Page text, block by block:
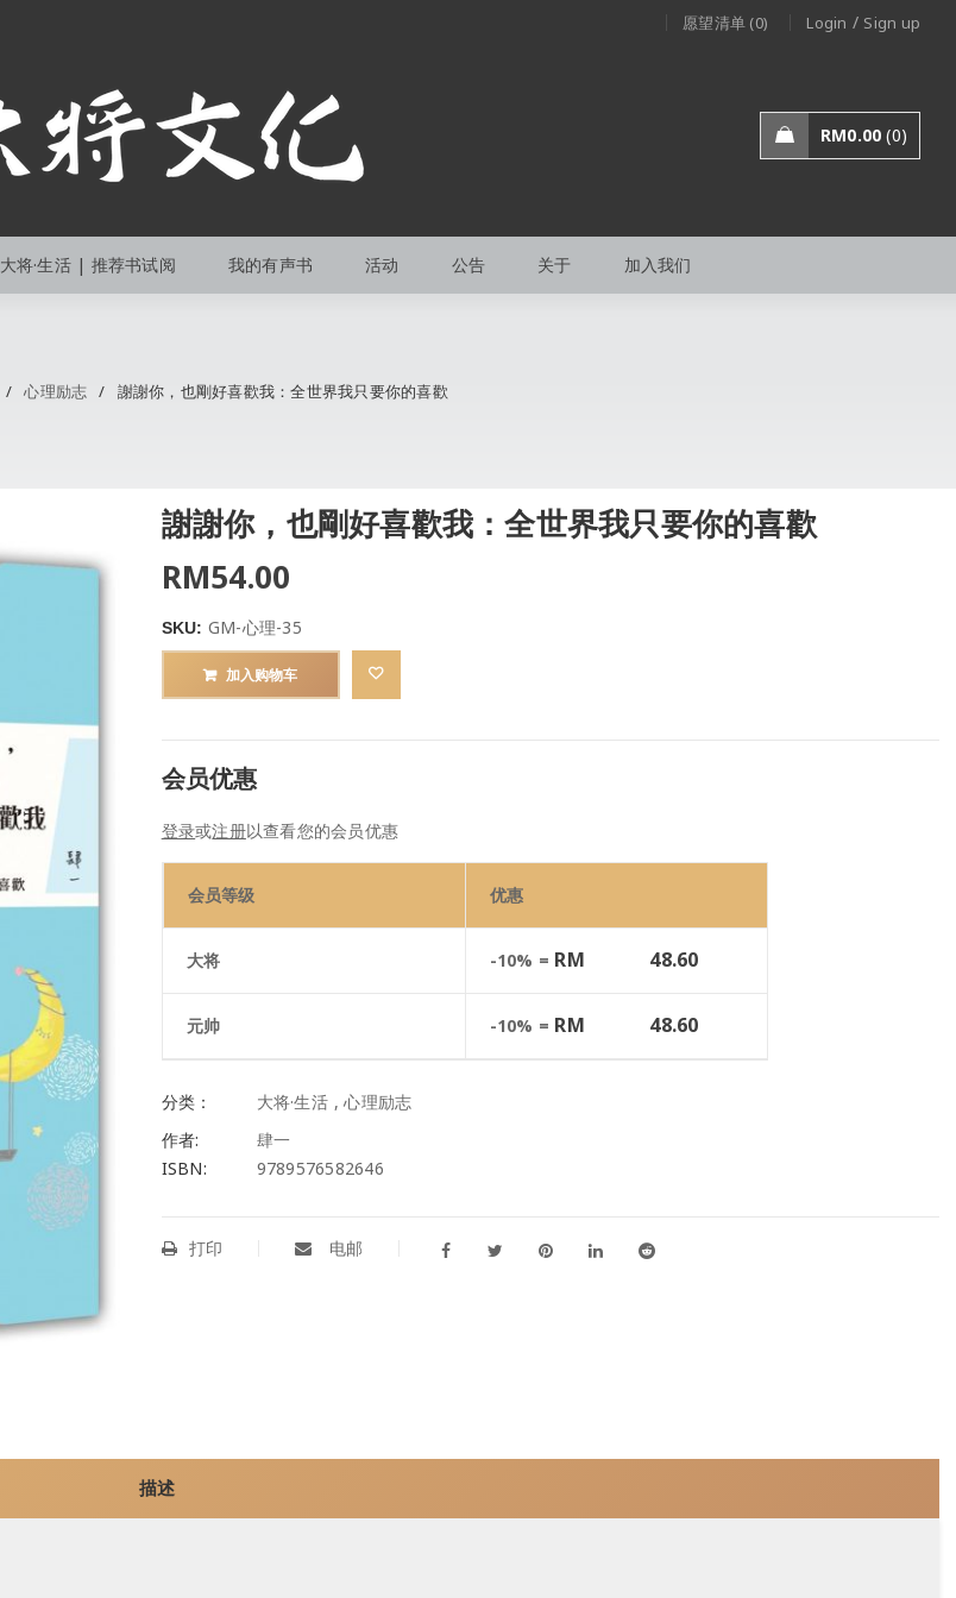
愿望清单 (0) Login / Sign up
RM0.00 0
大将·生活 | 推荐书试阅 我的有声书 活动 公告 关于 加入我们
/ 心理励志 / 謝謝你，也剛好喜歡我：全世界我只要你的喜歡
謝謝你，也剛好喜歡我：全世界我只要你的喜歡
RM54.00
SKU: GM-心理-35
加入购物车
会员优惠
登录或注册以查看您的会员优惠
会员等级 优惠
大将 -10% = RM 48.60
元帅 -10% = RM 48.60
分类： 大将·生活 ,心理励志
作者:
肆一
ISBN:
9789576582646
打印 电邮
描述